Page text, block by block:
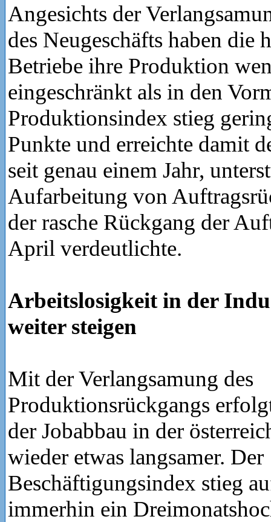
Angesichts der
des Neugeschäfts haben die
Betriebe ihre Produktion
eingeschränkt als in den
Produktionsindex stieg
Punkte und erreichte damit
seit genau einem Jahr,
Aufarbeitung von
der rasche Rückgang der
April verdeutlichte.
Arbeitslosigkeit in der
weiter steigen
Mit der Verlangsamung des
Produktionsrückgangs
der Jobabbau in der
wieder etwas langsamer. Der
Beschäftigungsindex stieg
immerhin ein